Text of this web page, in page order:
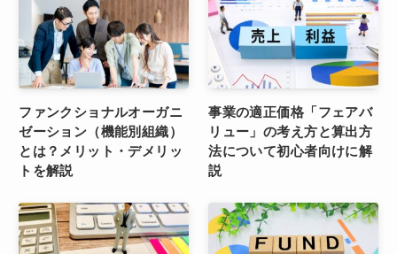
ファンクショナルオーガニ
ゼーション（機能別組織）
とは？メリット・デメリッ
トを解説
事業の適正価格「フェアバ
リュー」の考え方と算出方
法について初心者向けに解
説